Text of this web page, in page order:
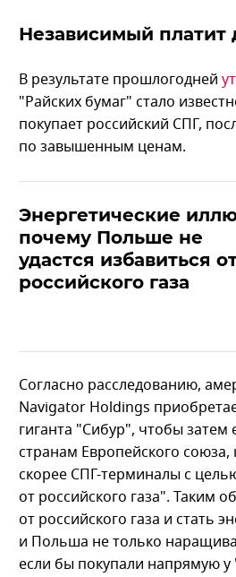
Независимый платит
В результате прошлогодней
"Райских бумаг" стало
покупает российский СПГ,
по завышенным ценам.
Энергетические
почему Польше не
удастся избавиться
российского газа
Согласно расследованию,
Navigator Holdings
гиганта "Сибур", чтобы
странам Европейского
скорее СПГ-терминалы с
от российского газа". Таким
от российского газа и стать
и Польша не только
если бы покупали напрямую у